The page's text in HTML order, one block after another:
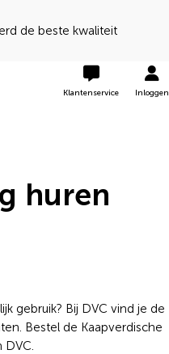
Klantenservice Inloggen
huren
gebruik? Bij DVC vind je de
Bestel de Kaapverdische
DVC.